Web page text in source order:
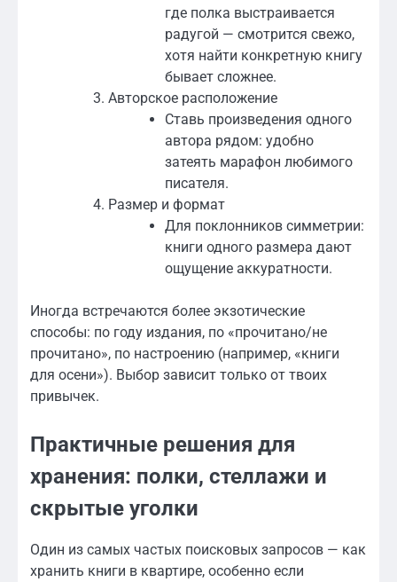
где полка выстраивается
радугой — смотрится свежо,
хотя найти конкретную книгу
бывает сложнее.
Авторское расположение
Ставь произведения одного
автора рядом: удобно
затеять марафон любимого
писателя.
Размер и формат
Для поклонников симметрии:
книги одного размера дают
ощущение аккуратности.
Иногда встречаются более экзотические
способы: по году издания, по «прочитано/не
прочитано», по настроению (например, «книги
для осени»). Выбор зависит только от твоих
привычек.
Практичные решения для
хранения: полки, стеллажи и
скрытые уголки
Один из самых частых поисковых запросов — как
хранить книги в квартире, особенно если